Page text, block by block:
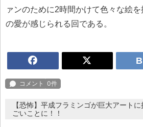
ァンのために2時間かけて色々な絵
の愛が感じられる回である。
【恐怖】平成フラミンゴが巨大アート
ごいことに！！